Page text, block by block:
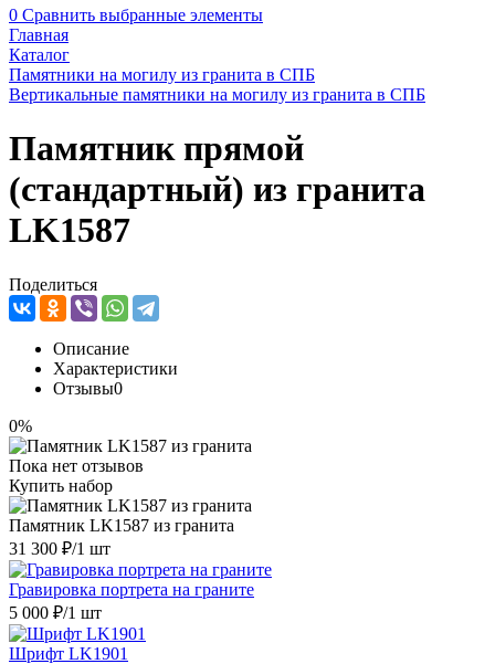
0 Сравнить выбранные элементы
Главная
Каталог
Памятники на могилу из гранита в СПБ
Вертикальные памятники на могилу из гранита в СПБ
Памятник прямой
(стандартный) из гранита
LK1587
Поделиться
Описание
Характеристики
Отзывы0
0%
Пока нет отзывов
Купить набор
Памятник LK1587 из гранита
31 300 ₽/1 шт
Гравировка портрета на граните
5 000 ₽/1 шт
Шрифт LK1901